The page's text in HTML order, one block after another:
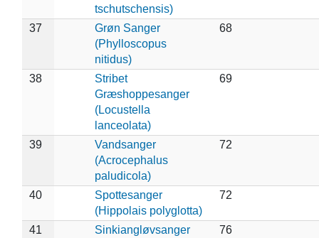
tschutschensis)
37
Grøn Sanger
(Phylloscopus
nitidus)
68
38
Stribet
Græshoppesanger
(Locustella
lanceolata)
69
39
Vandsanger
(Acrocephalus
paludicola)
72
40
Spottesanger
(Hippolais polyglotta)
72
41
Sinkiangløvsanger
76